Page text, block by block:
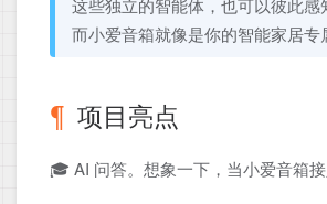
这些独立的智能体，也可以彼此感
而小爱音箱就像是你的智能家居专
项目亮点
🎓 AI 问答。想象一下，当小爱音箱